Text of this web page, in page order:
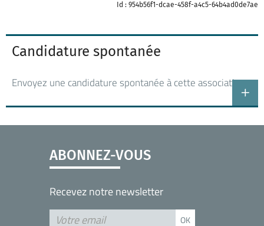
Id : 954b56f1-dcae-458f-a4c5-64b4ad0de7ae
Candidature spontanée
Envoyez une candidature spontanée à cette association
ABONNEZ-VOUS
Recevez notre newsletter